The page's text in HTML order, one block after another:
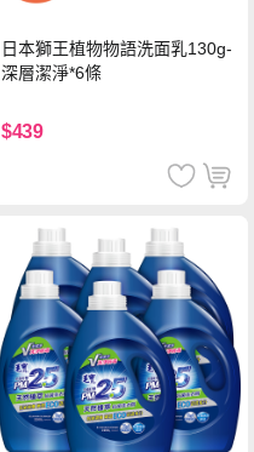
日本獅王植物物語洗面乳130g-
深層潔淨*6條
$439